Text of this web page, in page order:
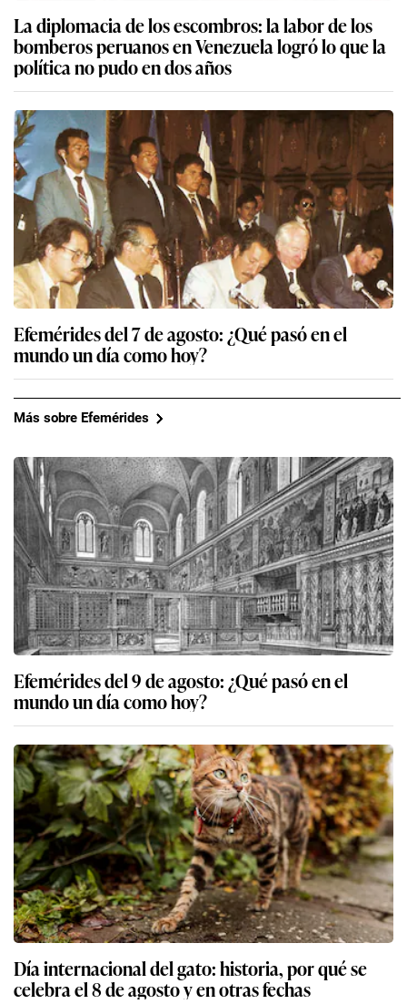
La diplomacia de los escombros: la labor de los
bomberos peruanos en Venezuela logró lo que la
política no pudo en dos años
Efemérides del 7 de agosto: ¿Qué pasó en el
mundo un día como hoy?
Más sobre Efemérides
Efemérides del 9 de agosto: ¿Qué pasó en el
mundo un día como hoy?
Día internacional del gato: historia, por qué se
celebra el 8 de agosto y en otras fechas